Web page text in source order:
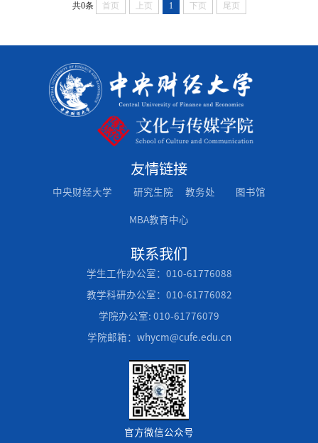
共0条 首页 上页 1 下页 尾页
友情链接
中央财经大学 研究生院 教务处 图书馆
MBA教育中心
联系我们
学生工作办公室：010-61776088
教学科研办公室：010-61776082
学院办公室: 010-61776079
学院邮箱：whycm@cufe.edu.cn
官方微信公众号